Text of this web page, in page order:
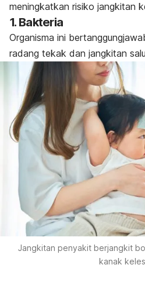
meningkatkan risiko jangkitan
1. Bakteria
Organisma ini
radang tekak dan jangkitan
Jangkitan penyakit berjangkit
kanak